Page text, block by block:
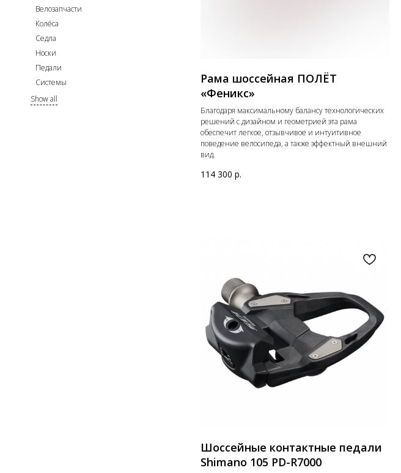
Велозапчасти
Колёса
Седла
Носки
Педали
Системы
Show all
Рама шоссейная ПОЛЁТ
«Феникс»
Благодаря максимальному балансу технологических
решений с дизайном и геометрией эта рама
обеспечит легкое, отзывчивое и интуитивное
поведение велосипеда, а также эффектный внешний
вид.
114 300 р.
Шоссейные контактные педали
Shimano 105 PD-R7000